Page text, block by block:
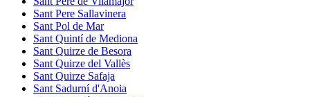
Sant Pere Sallavinera
Sant Pol de Mar
Sant Quintí de Mediona
Sant Quirze de Besora
Sant Quirze del Vallès
Sant Quirze Safaja
Sant Sadurní d'Anoia